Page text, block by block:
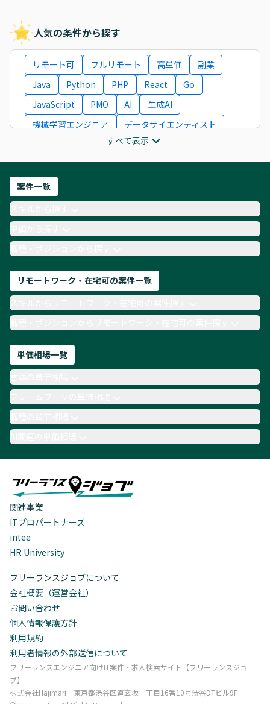
人気の条件から探す
リモート可 フルリモート 高単価
副業
Java
Python PHP React
Go
JavaScript
PMO AI
生成AI
機械学習エンジニア
データサイエンティスト
ITコンサルタント
フロントエンドエンジニア
ネットワークエンジニア
AIエンジニア
Webデザイナー
月収100万円 業務委託
COBOL
Ruby
TypeScript
Laravel AWS
すべて表示
案件一覧
単価から探す
職種・ポジションから探す
リモートワーク・在宅可の案件一覧
職種・ポジションからリモートワーク・在宅可の案件探す
単価相場一覧
職種の単価相場
AI関連の単価相場
関連事業
ITプロパートナーズ
intee
HR University
フリーランスジョブについて
会社概要（運営会社）
お問い合わせ
個人情報保護方針
利用規約
利用者情報の外部送信について
フリーランスエンジニア向けIT案件・求人検索サイト【フリーランスジョ
ブ】
株式会社Hajimari 東京都渋谷区道玄坂一丁目16番10号渋谷DTビル9F